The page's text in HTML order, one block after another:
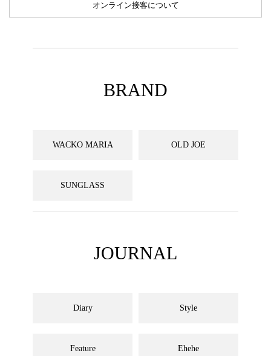
オンライン接客について
BRAND
WACKO MARIA OLD JOE
SUNGLASS
JOURNAL
Diary Style
Feature Ehehe